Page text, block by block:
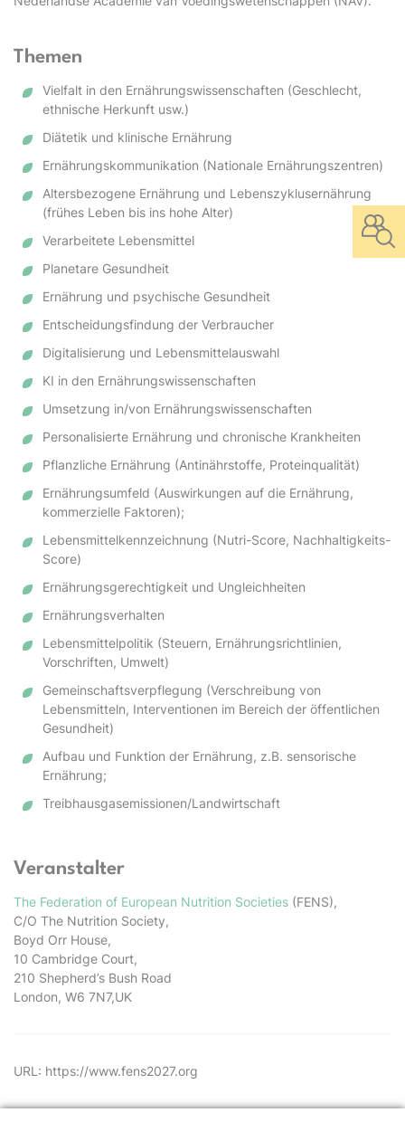
Themen
Vielfalt in den Ernährungswissenschaften (Geschlecht,
ethnische Herkunft usw.)
Diätetik und klinische Ernährung
Ernährungskommunikation (Nationale Ernährungszentren)
Altersbezogene Ernährung und Lebenszyklusernährung
(frühes Leben bis ins hohe Alter)
Verarbeitete Lebensmittel
Planetare Gesundheit
Ernährung und psychische Gesundheit
Entscheidungsfindung der Verbraucher
Digitalisierung und Lebensmittelauswahl
KI in den Ernährungswissenschaften
Umsetzung in/von Ernährungswissenschaften
Personalisierte Ernährung und chronische Krankheiten
Pflanzliche Ernährung (Antinährstoffe, Proteinqualität)
Ernährungsumfeld (Auswirkungen auf die Ernährung,
kommerzielle Faktoren);
Lebensmittelkennzeichnung (Nutri-Score, Nachhaltigkeits-
Score)
Ernährungsgerechtigkeit und Ungleichheiten
Ernährungsverhalten
Lebensmittelpolitik (Steuern, Ernährungsrichtlinien,
Vorschriften, Umwelt)
Gemeinschaftsverpflegung (Verschreibung von
Lebensmitteln, Interventionen im Bereich der öffentlichen
Gesundheit)
Aufbau und Funktion der Ernährung, z.B. sensorische
Ernährung;
Treibhausgasemissionen/Landwirtschaft
Veranstalter
The Federation of European Nutrition Societies (FENS),
C/O The Nutrition Society,
Boyd Orr House,
10 Cambridge Court,
210 Shepherd’s Bush Road
London, W6 7N7,UK
URL: https://www.fens2027.org